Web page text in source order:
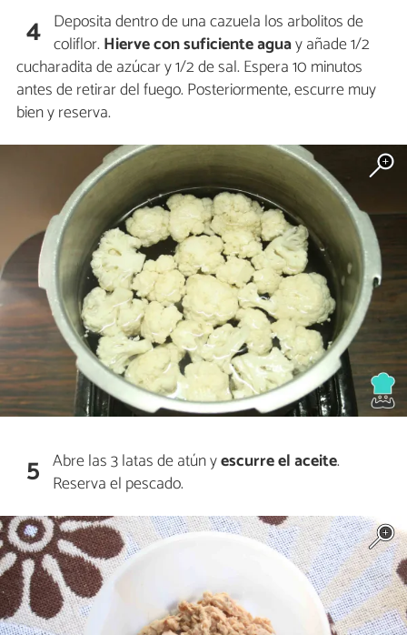
4 Deposita dentro de una cazuela los arbolitos de
coliflor. Hierve con suficiente aguay añade 1/2
cucharadita de azúcar y 1/2 de sal. Espera 10 minutos
antes de retirar del fuego. Posteriormente, escurre muy
bien y reserva.
5 Abre las 3 latas de atún yescurre el aceite.
Reserva el pescado.